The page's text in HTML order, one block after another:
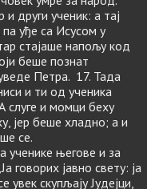
други ученик: а тај
уђе са Исусом у
стајаше напољу код
беше познат
Петра. 17. Тада
и ти од ученика
слуге и момци беху
јер беше хладно; а и
се.
ученике његове и за
говорих јавно свету: ја
увек скупљају Јудејци,